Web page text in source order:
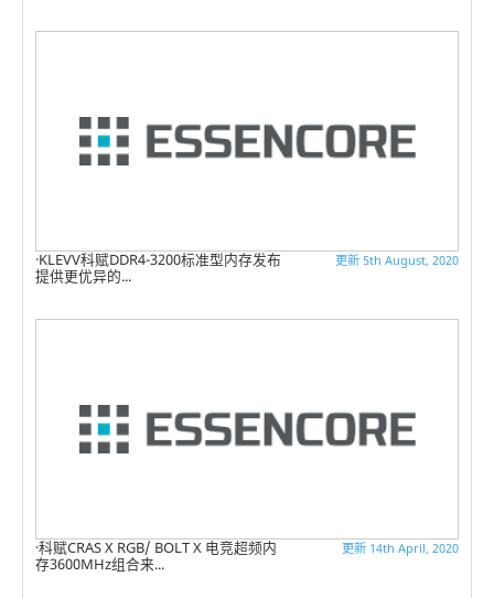
KLEVV科赋DDR4-3200标准型内存发布
提供更优异的...
更新 5th August, 2020
科赋CRAS X RGB/ BOLT X 电竞超频内
存3600MHz组合来...
更新 14th April, 2020